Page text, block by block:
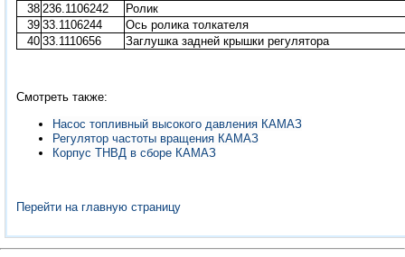
38 236.1106242
Ролик
39 33.1106244
Ось ролика толкателя
40 33.1110656 Заглушка задней крышки регулятора
Смотреть также:
Насос топливный высокого давления КАМАЗ
Регулятор частоты вращения КАМАЗ
Корпус ТНВД в сборе КАМАЗ
Перейти на главную страницу